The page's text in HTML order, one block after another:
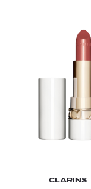
CLARINS